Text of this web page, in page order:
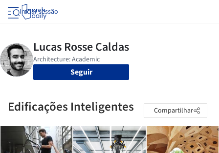
Iniciar sessão
Seguir
Edificações Inteligentes Compartilhar